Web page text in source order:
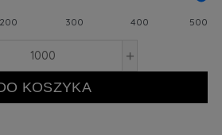
200 300 400 500
+
KOSZYKA